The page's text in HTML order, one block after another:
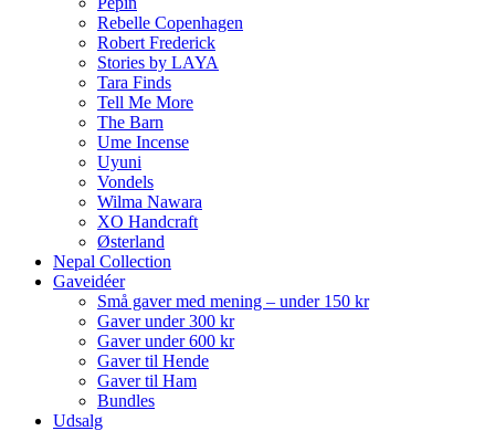
Rebelle Copenhagen
Robert Frederick
Stories by LAYA
Tara Finds
Tell Me More
The Barn
Ume Incense
Uyuni
Vondels
Wilma Nawara
XO Handcraft
Østerland
Nepal Collection
Gaveidéer
Små gaver med mening – under 150 kr
Gaver under 300 kr
Gaver under 600 kr
Gaver til Hende
Gaver til Ham
Bundles
Udsalg